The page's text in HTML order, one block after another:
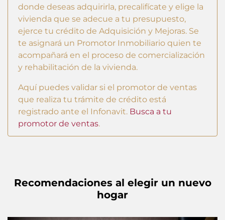
donde deseas adquirirla, precalifícate y elige la
vivienda que se adecue a tu presupuesto,
ejerce tu crédito de Adquisición y Mejoras. Se
te asignará un Promotor Inmobiliario quien te
acompañará en el proceso de comercialización
y rehabilitación de la vivienda.
Aquí puedes validar si el promotor de ventas
que realiza tu trámite de crédito está
registrado ante el Infonavit. Busca a tu
promotor de ventas.
Recomendaciones al elegir un nuevo
hogar